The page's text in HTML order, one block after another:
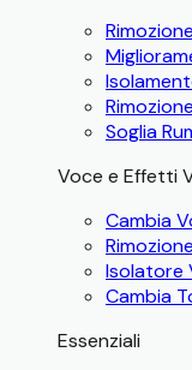
Soglia
Voce e Effetti
Cambia
Isolatore
Cambia
Essenziali